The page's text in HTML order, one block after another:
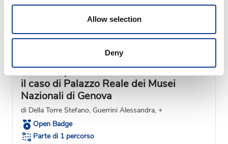
Allow selection
Deny
Gestire il patrimonio storico con l’HBIM:
il caso di Palazzo Reale dei Musei
Nazionali di Genova
di Della Torre Stefano, Guerrini Alessandra, +
Open Badge
Parte di 1 percorso